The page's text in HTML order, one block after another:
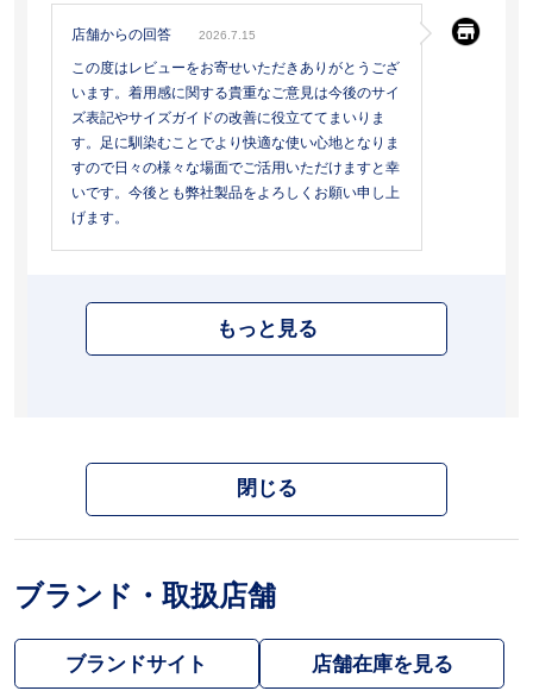
店舗からの回答 2026.7.15
この度はレビューをお寄せいただきありがとうござ
います。着用感に関する貴重なご意見は今後のサイ
ズ表記やサイズガイドの改善に役立ててまいりま
す。足に馴染むことでより快適な使い心地となりま
すので日々の様々な場面でご活用いただけますと幸
いです。今後とも弊社製品をよろしくお願い申し上
げます。
もっと見る
閉じる
ブランド・取扱店舗
ブランドサイト